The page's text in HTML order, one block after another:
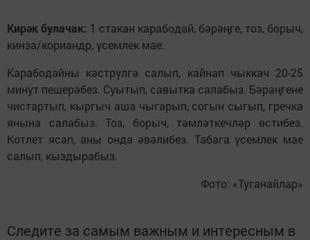
Кирәк булачак: 1 стакан карабодай, бәрәңге, тоз, борыч,
кинза/кориандр, үсемлек мае.
Карабодайны кәстрүлгә салып, кайнап чыккач 20-25
минут пешерәбез. Суытып, савытка салабыз. Бәрәңгене
чистартып, кыргыч аша чыгарып, согын сыгып, гречка
янына салабыз. Тоз, борыч, тәмләткечләр өстибез.
Котлет ясап, аны онда әвәлибез. Табага үсемлек мае
салып, кыздырабыз.
Фото: «Туганайлар»
Следите за самым важным и интересным в